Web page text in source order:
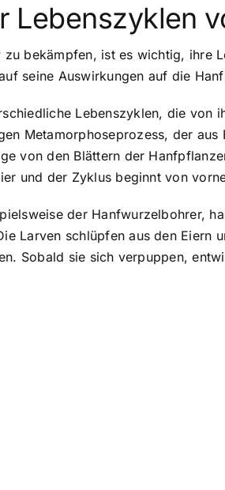
Lebenszyklen
bekämpfen, ist es wichtig, ihre
seine Auswirkungen auf die
Lebenszyklen, die
Metamorphoseprozess, der
von den Blättern der
und der Zyklus beginnt von
der Hanfwurzelbohrer,
Larven schlüpfen aus den Eiern
Sobald sie sich verpuppen,